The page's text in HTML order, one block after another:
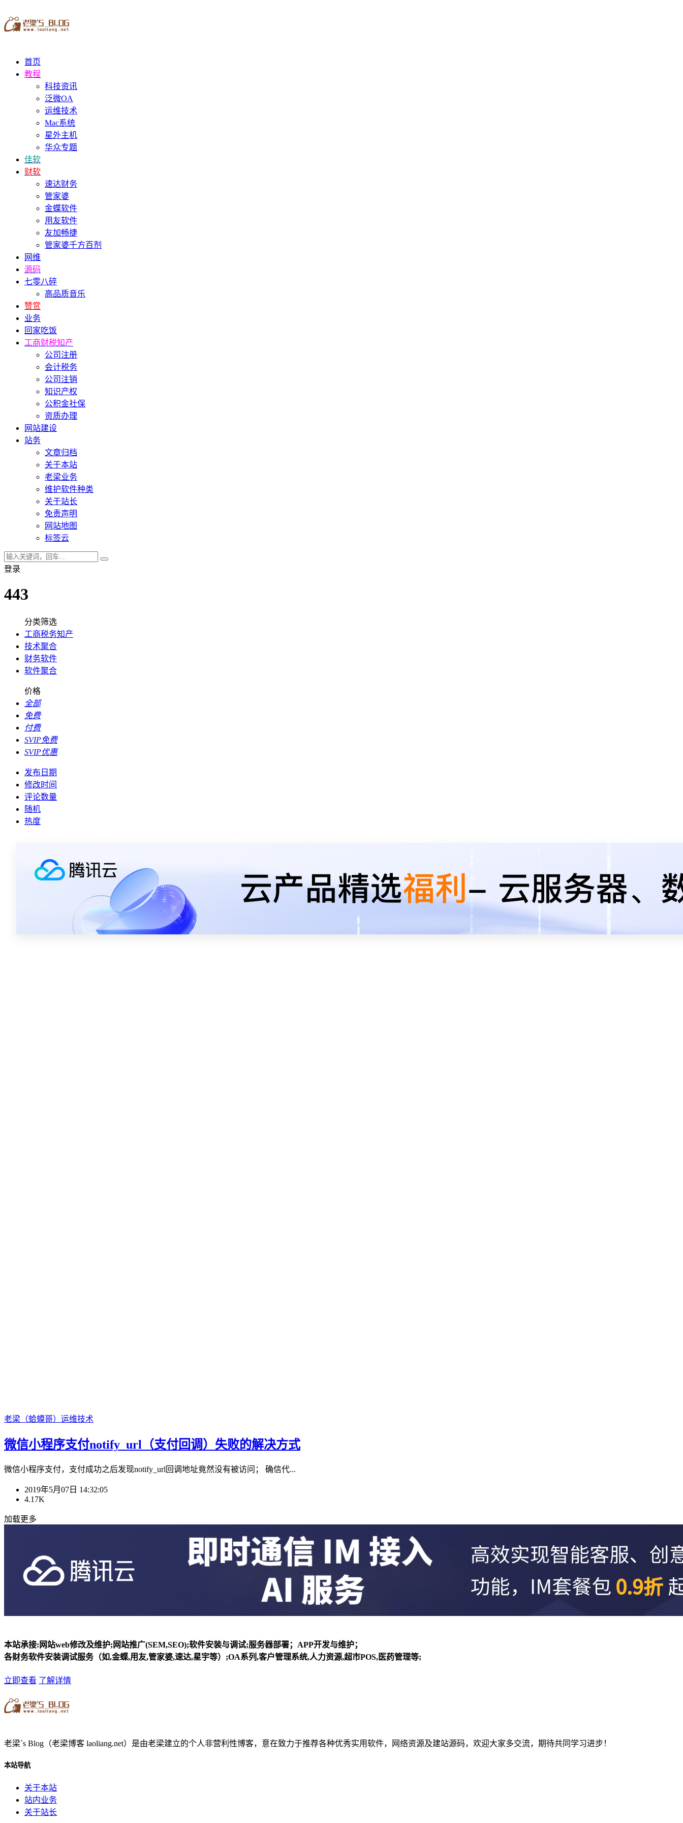
首页
教程
科技资讯
泛微OA
运维技术
Mac系统
星外主机
华众专题
佳软
财软
速达财务
管家婆
金蝶软件
用友软件
友加畅捷
管家婆千方百剂
网维
源码
七零八碎
高品质音乐
赞赏
业务
回家吃饭
工商财税知产
公司注册
会计税务
公司注销
知识产权
公积金社保
资质办理
网站建设
站务
文章归档
关于本站
老梁业务
维护软件种类
关于站长
免责声明
网站地图
标签云
登录
443
分类筛选
工商税务知产
技术聚合
财务软件
软件聚合
价格
全部
免费
付费
SVIP免费
SVIP优惠
发布日期
修改时间
评论数量
随机
热度
老梁（蛤蟆哥） 运维技术
微信小程序支付notify_url（支付回调）失败的解决方式
微信小程序支付，支付成功之后发现notify_url回调地址竟然没有被访问； 确信代...
2019年5月07日 14:32:05
4.17K
加载更多
本站承接:网站web修改及维护;网站推广(SEM,SEO);软件安装与调试;服务器部署；APP开发与维护；
各财务软件安装调试服务（如,金蝶,用友,管家婆,速达,星宇等）;OA系列,客户管理系统,人力资源,超市POS,医药管理等;
立即查看 了解详情
老梁`s Blog（老梁博客 laoliang.net）是由老梁建立的个人非营利性博客，意在致力于推荐各种优秀实用软件，网络资源及建站源码，欢迎大家多交流，期待共同学习进步！
本站导航
关于本站
站内业务
关于站长